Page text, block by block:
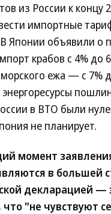
из России к концу
импортные
В Японии объявили о
крабов с 4% до
ежа — с 7%
энергоресурсы
в ВТО были
не планирует.
момент
в большей
декларацией —
"не чувствуют